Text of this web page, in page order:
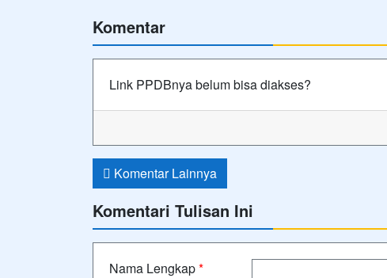
Komentar
Link PPDBnya belum bisa diakses?
Komentar Lainnya
Komentari Tulisan Ini
Nama Lengkap*